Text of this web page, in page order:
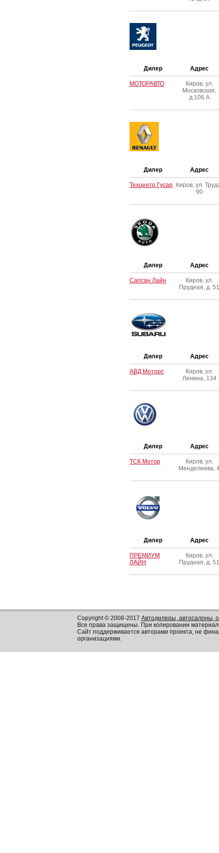
Дилер Адрес
МОТОРАВТО
Киров, ул.
Московская,
д.106 А
Дилер Адрес
Техцентр Гусар
Киров, ул.
90
Дилер Адрес
Сапсан Лайн
Киров, ул.
Прудная, д. 51
Дилер Адрес
АВД Моторс
Киров, ул.
Ленина, 134
Дилер Адрес
ТСК Мотор
Киров, ул.
Менделеева,
Дилер Адрес
ПРЕМИУМ
ЛАЙН
Киров, ул.
Прудная, д. 51
Copyright © 2008-2017 Автодилеры, автосалоны,
Все права защищены. При копировании
Сайт поддерживается авторами проекта, не
организациями.